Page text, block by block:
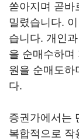
쏟아지며 곧바
밀렸습니다.
습니다. 개인
을 순매수하며
원을 순매도하
다.
증권가에서는
복합적으로 작